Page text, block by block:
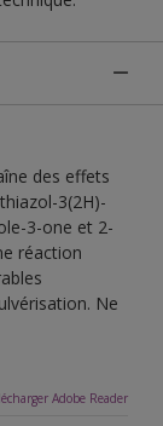
des effets
3(2H)-
3-one et 2-
réaction
Ne
Adobe Reader